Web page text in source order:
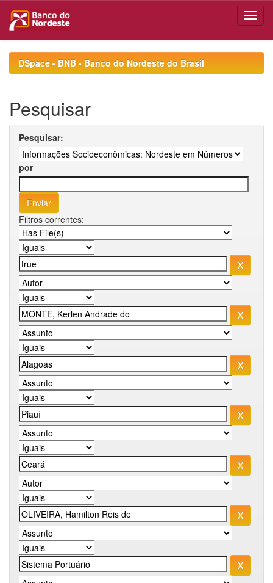
navigationDSpace - BNB - Banco do Nordeste do Brasil
Pesquisar
Pesquisar:
por
Filtros correntes: